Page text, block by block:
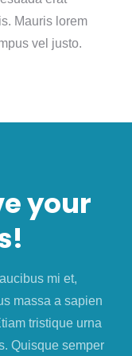
Mauris lorem
vel justo.
your
mi et,
massa a sapien
tristique urna
Quisque semper